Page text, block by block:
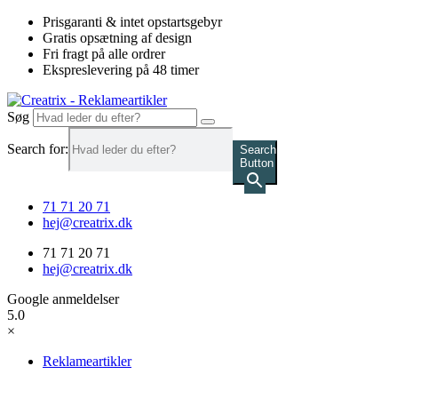
Videre
indhold
Prisgaranti & intet opstartsgebyr
Gratis opsætning af design
Fri fragt på alle ordrer
Ekspreslevering på 48 timer
Søg
Search for:
Search
Button
71 71 20 71
hej@creatrix.dk
71 71 20 71
hej@creatrix.dk
Google anmeldelser
5.0
×
Reklameartikler